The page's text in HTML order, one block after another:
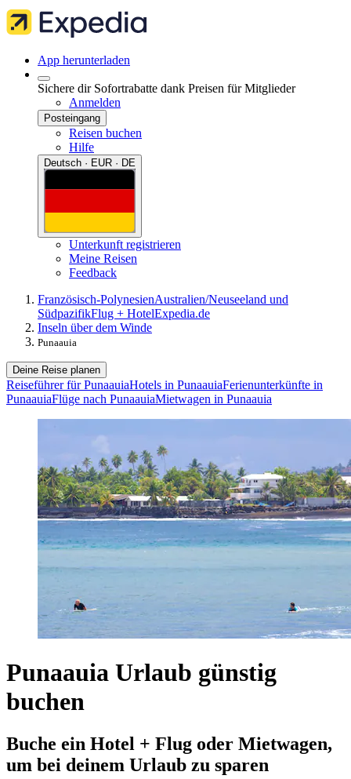
App herunterladen
Sichere dir Sofortrabatte dank Preisen für Mitglieder
Anmelden
Posteingang
Reisen buchen
Hilfe
Deutsch · EUR · DE
Unterkunft registrieren
Meine Reisen
Feedback
Französisch-PolynesienAustralien/Neuseeland und
SüdpazifikFlug + HotelExpedia.de
Inseln über dem Winde
Punaauia
Deine Reise planen
Reiseführer für PunaauiaHotels in PunaauiaFerienunterkünfte in
PunaauiaFlüge nach PunaauiaMietwagen in Punaauia
Punaauia Urlaub günstig
buchen
Buche ein Hotel + Flug oder Mietwagen,
um bei deinem Urlaub zu sparen